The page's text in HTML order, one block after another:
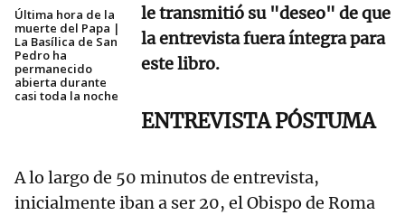
Última hora de la
muerte del Papa |
La Basílica de San
Pedro ha
permanecido
abierta durante
casi toda la noche
le transmitió su "deseo" de que
la entrevista fuera íntegra para
este libro.
ENTREVISTA PÓSTUMA
A lo largo de 50 minutos de entrevista,
inicialmente iban a ser 20, el Obispo de Roma